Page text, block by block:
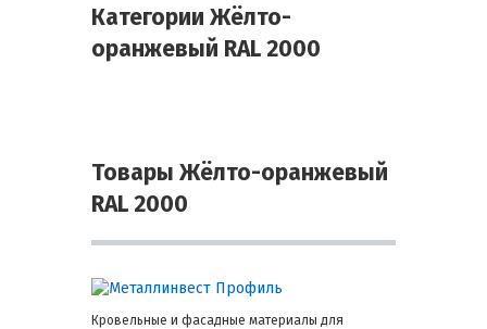
Категории Жёлто-
оранжевый RAL 2000
Товары Жёлто-оранжевый
RAL 2000
Кровельные и фасадные материалы для